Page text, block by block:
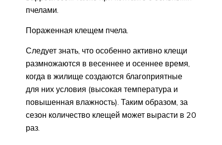
пчелами.
Пораженная клещем пчела.
Следует знать, что особенно активно клещи
размножаются в весеннее и осеннее время,
когда в жилище создаются благоприятные
для них условия (высокая температура и
повышенная влажность). Таким образом, за
сезон количество клещей может вырасти в 20
раз.